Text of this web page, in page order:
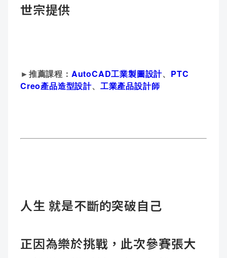
世宗提供
►推薦課程： AutoCAD工業製圖設計、 PTC
Creo產品造型設計、 工業產品設計師
人生 就是不斷的突破自己
正因為樂於挑戰，此次參賽張大